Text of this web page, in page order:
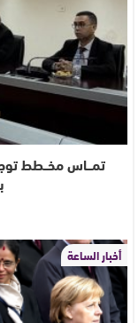
تمـــاس مخــطط
أخبار الساعة